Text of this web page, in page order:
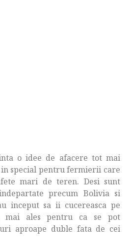
o idee de afacere tot mai
special pentru fermierii care
mari de teren. Desi sunt
precum Bolivia si
inceput sa ii cucereasca pe
mai ales pentru ca se pot
aproape duble fata de cei